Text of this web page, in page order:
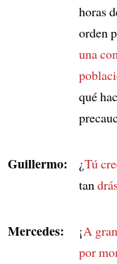
horas
orden
una
qué
Guillermo: ¿Tú
tan
Mercedes: ¡A
por